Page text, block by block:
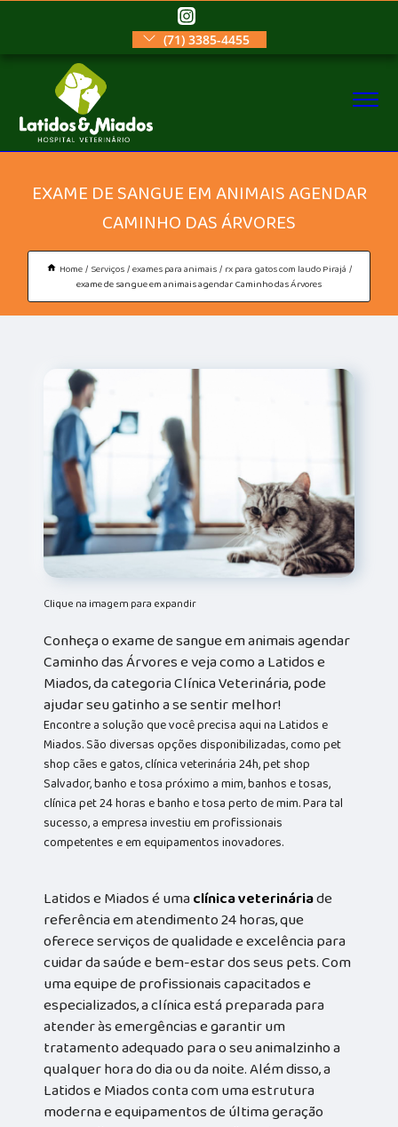
(71) 3385-4455
EXAME DE SANGUE EM ANIMAIS AGENDAR
CAMINHO DAS ÁRVORES
Home Serviços exames para animais rx para gatos com laudo Pirajá
exame de sangue em animais agendar Caminho das Árvores
Clique na imagem para expandir
Conheça o exame de sangue em animais agendar
Caminho das Árvores e veja como a Latidos e
Miados, da categoria Clínica Veterinária, pode
ajudar seu gatinho a se sentir melhor!
Encontre a solução que você precisa aqui na Latidos e
Miados. São diversas opções disponibilizadas, como pet
shop cães e gatos, clínica veterinária 24h, pet shop
Salvador, banho e tosa próximo a mim, banhos e tosas,
clínica pet 24 horas e banho e tosa perto de mim. Para tal
sucesso, a empresa investiu em profissionais
competentes e em equipamentos inovadores.
Latidos e Miados é umaclínica veterináriade
referência em atendimento 24 horas, que
oferece serviços de qualidade e excelência para
cuidar da saúde e bem-estar dos seus pets. Com
uma equipe de profissionais capacitados e
especializados, a clínica está preparada para
atender às emergências e garantir um
tratamento adequado para o seu animalzinho a
qualquer hora do dia ou da noite. Além disso, a
Latidos e Miados conta com uma estrutura
moderna e equipamentos de última geração